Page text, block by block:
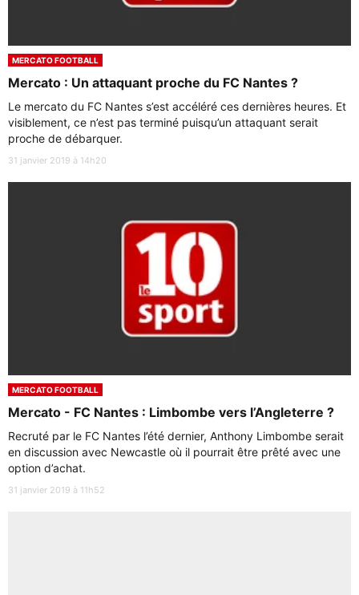
MERCATO FOOTBALL
Mercato : Un attaquant proche du FC Nantes ?
Le mercato du FC Nantes s’est accéléré ces dernières heures. Et
visiblement, ce n’est pas terminé puisqu’un attaquant serait
proche de débarquer.
31 janvier 2019 à 14h20
MERCATO FOOTBALL
Mercato - FC Nantes : Limbombe vers l’Angleterre ?
Recruté par le FC Nantes l’été dernier, Anthony Limbombe serait
en discussion avec Newcastle où il pourrait être prêté avec une
option d’achat.
31 janvier 2019 à 11h52